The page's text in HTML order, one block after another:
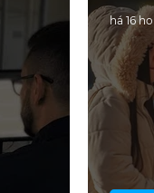
há 16